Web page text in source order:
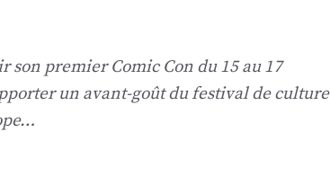
son premier Comic Con du 15 au 17
un avant-goût du festival de culture